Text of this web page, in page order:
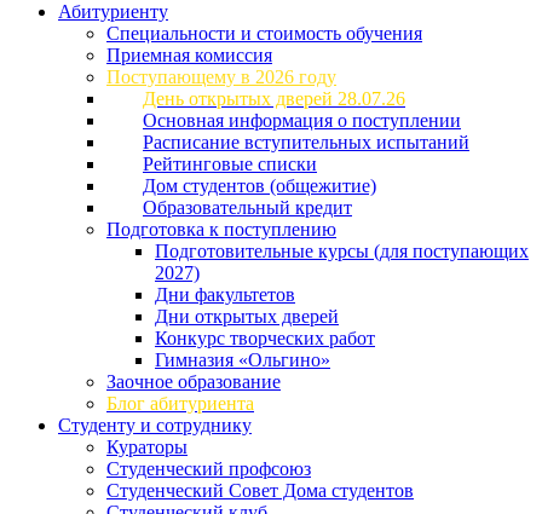
Абитуриенту
Специальности и стоимость обучения
Приемная комиссия
Поступающему в 2026 году
День открытых дверей 28.07.26
Основная информация о поступлении
Расписание вступительных испытаний
Рейтинговые списки
Дом студентов (общежитие)
Образовательный кредит
Подготовка к поступлению
Подготовительные курсы (для поступающих
2027)
Дни факультетов
Дни открытых дверей
Конкурс творческих работ
Гимназия «Ольгино»
Заочное образование
Блог абитуриента
Студенту и сотруднику
Кураторы
Студенческий профсоюз
Студенческий Совет Дома студентов